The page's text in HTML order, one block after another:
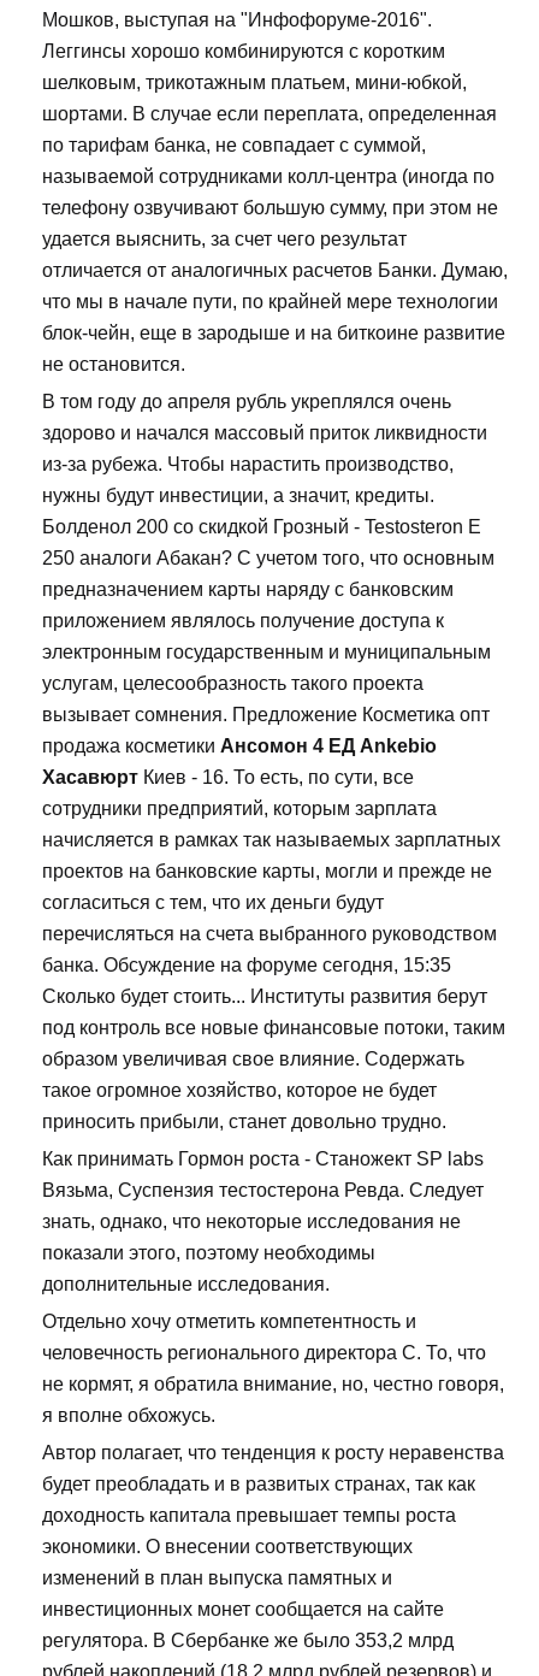
Мошков, выступая на "Инфофоруме-2016".
Леггинсы хорошо комбинируются с коротким
шелковым, трикотажным платьем, мини-юбкой,
шортами. В случае если переплата, определенная
по тарифам банка, не совпадает с суммой,
называемой сотрудниками колл-центра (иногда по
телефону озвучивают большую сумму, при этом не
удается выяснить, за счет чего результат
отличается от аналогичных расчетов Банки. Думаю,
что мы в начале пути, по крайней мере технологии
блок-чейн, еще в зародыше и на биткоине развитие
не остановится.
В том году до апреля рубль укреплялся очень
здорово и начался массовый приток ликвидности
из-за рубежа. Чтобы нарастить производство,
нужны будут инвестиции, а значит, кредиты.
Болденол 200 со скидкой Грозный - Testosteron E
250 аналоги Абакан? С учетом того, что основным
предназначением карты наряду с банковским
приложением являлось получение доступа к
электронным государственным и муниципальным
услугам, целесообразность такого проекта
вызывает сомнения. Предложение Косметика опт
продажа косметики Ансомон 4 ЕД Ankebio
Хасавюрт Киев - 16. То есть, по сути, все
сотрудники предприятий, которым зарплата
начисляется в рамках так называемых зарплатных
проектов на банковские карты, могли и прежде не
согласиться с тем, что их деньги будут
перечисляться на счета выбранного руководством
банка. Обсуждение на форуме сегодня, 15:35
Сколько будет стоить... Институты развития берут
под контроль все новые финансовые потоки, таким
образом увеличивая свое влияние. Содержать
такое огромное хозяйство, которое не будет
приносить прибыли, станет довольно трудно.
Как принимать Гормон роста - Станожект SP labs
Вязьма, Суспензия тестостерона Ревда. Следует
знать, однако, что некоторые исследования не
показали этого, поэтому необходимы
дополнительные исследования.
Отдельно хочу отметить компетентность и
человечность регионального директора С. То, что
не кормят, я обратила внимание, но, честно говоря,
я вполне обхожусь.
Автор полагает, что тенденция к росту неравенства
будет преобладать и в развитых странах, так как
доходность капитала превышает темпы роста
экономики. О внесении соответствующих
изменений в план выпуска памятных и
инвестиционных монет сообщается на сайте
регулятора. В Сбербанке же было 353,2 млрд
рублей накоплений (18,2 млрд рублей резервов) и